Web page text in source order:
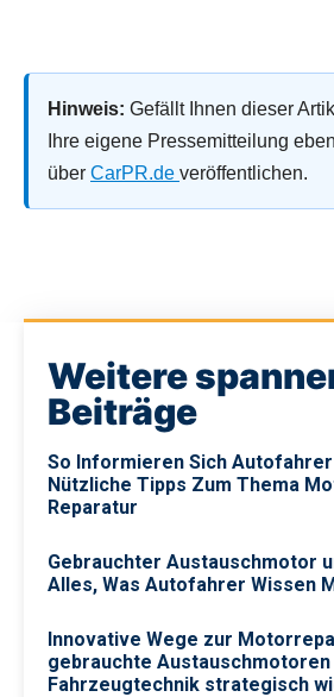
Hinweis: Gefällt Ihnen dieser
Ihre eigene Pressemitteilung
über CarPR.de veröffentlichen.
Weitere
Beiträge
So Informieren Sich
Nützliche Tipps Zum Thema
Reparatur
Gebrauchter Austauschmotor
Alles, Was Autofahrer Wissen
Innovative Wege zur
gebrauchte
Fahrzeugtechnik strategisch